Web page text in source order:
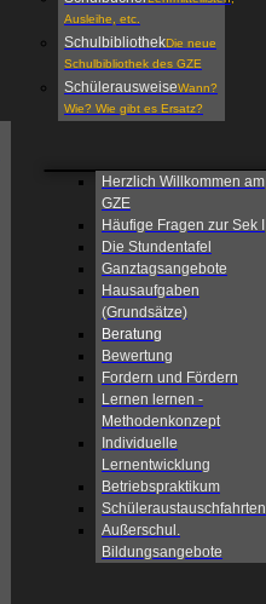
Ausleihe, etc.
SchulbibliothekDie neue
Schulbibliothek des GZE
SchülerausweiseWann?
Wie? Wie gibt es Ersatz?
Herzlich Willkommen am
GZE
Häufige Fragen zur Sek I
Die Stundentafel
Ganztagsangebote
Hausaufgaben
(Grundsätze)
Beratung
Bewertung
Fordern und Fördern
Lernen lernen -
Methodenkonzept
Individuelle
Lernentwicklung
Betriebspraktikum
Schüleraustauschfahrten
Außerschul.
Bildungsangebote